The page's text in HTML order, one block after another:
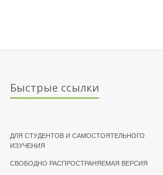
Быстрые ссылки
ДЛЯ СТУДЕНТОВ И САМОСТОЯТЕЛЬНОГО
ИЗУЧЕНИЯ
СВОБОДНО РАСПРОСТРАНЯЕМАЯ ВЕРСИЯ